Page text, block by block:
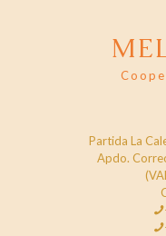
Partida La
Apdo.